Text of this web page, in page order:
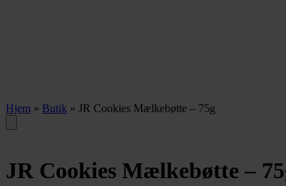
Hjem » Butik » JR Cookies Mælkebøtte – 75g
JR Cookies Mælkebøtte –